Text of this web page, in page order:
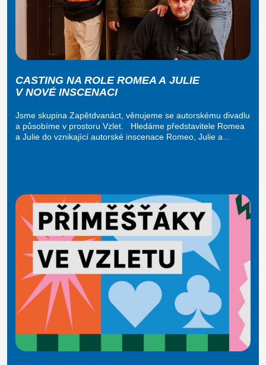
CASTING NA ROLE ROMEA A JULIE
V NOVÉ INSCENACI
Jsme skupina Zapětdvanáct, věnujeme se autorskému divadlu
a působíme v prostoru Vzlet. Hledáme představitele Romea
a Julie do vznikající autorské inscenace Romeo, Julie a…